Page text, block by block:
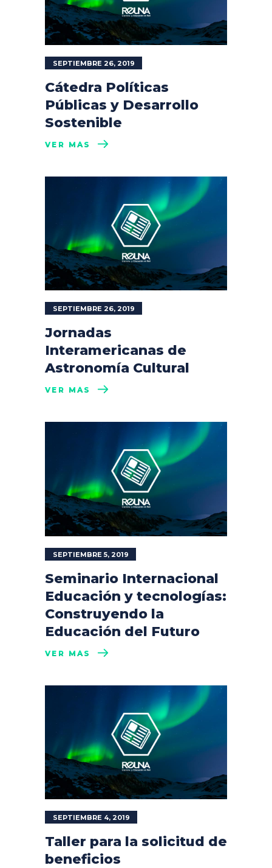
SEPTIEMBRE 26, 2019
Cátedra Políticas
Públicas y Desarrollo
Sostenible
VER MÁS
SEPTIEMBRE 26, 2019
Jornadas
Interamericanas de
Astronomía Cultural
VER MÁS
SEPTIEMBRE 5, 2019
Seminario Internacional
Educación y tecnologías:
Construyendo la
Educación del Futuro
VER MÁS
SEPTIEMBRE 4, 2019
Taller para la solicitud de
beneficios